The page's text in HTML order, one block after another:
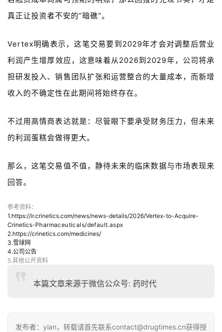
真正让投资者不安的”暗礁“。
Vertex明确表示，这笔交易要到 2029年才会对调整后营业
利润产生增厚效应，这意味着从2026到 2029年，公司将承
担研发投入、销售团队扩张和运营整合的大量成本，而新增
收入的不确定性在此期间将始终存在。
不过用高情商表达就是：尽管眼下要承受财务压力，但未来
的利润蛋糕会做得更大。
那么，这笔交易值不值，静待未来的临床数据与市场表现来
回答。
参考资料：
1.https://ir.crinetics.com/news/news-details/2026/Vertex-to-Acquire-
Crinetics-Pharmaceuticals/default.aspx
2.https://crinetics.com/medicines/
3.雪球网
4.公司公告
5.其他公开资料
本篇文章来源于微信公众号: 药时代
发布者：yian，转载请首先联系contact@drugtimes.cn获得授